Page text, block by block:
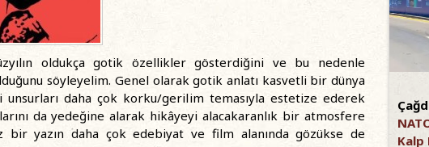
oldukça gotik özellikler gösterdiğini ve bu nedenle
söyleyelim. Genel olarak gotik anlatı kasvetli bir dünya
unsurları daha çok korku/gerilim temasıyla estetize ederek
da yedeğine alarak hikâyeyi alacakaranlık bir atmosfere
bir yazın daha çok edebiyat ve film alanında gözükse de
Kalp